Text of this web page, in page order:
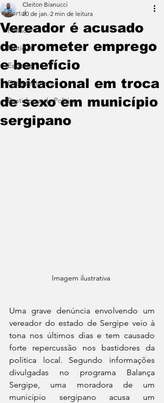
Portal
Política
Notícias
Esporte
Entretenimento
Bastidores da Política
Vereador é acusado
de prometer emprego
e benefício
habitacional em troca
de sexo em município
sergipano
Cleiton Bianucci
20 de jan. 2 min de leitura
Imagem ilustrativa
Uma grave denúncia envolvendo um
vereador do estado de Sergipe veio à
tona nos últimos dias e tem causado
forte repercussão nos bastidores da
política local. Segundo informações
divulgadas no programa Balança
Sergipe, uma moradora de um
município sergipano acusa um